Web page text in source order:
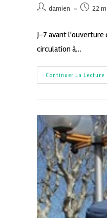
damien 22
J-7 avant l'ouverture
circulation à…
Continuer La Lecture